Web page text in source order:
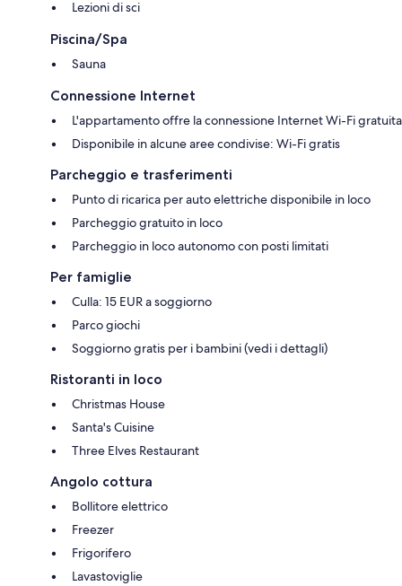
Lezioni di sci
Piscina/Spa
Sauna
Connessione Internet
L'appartamento offre la connessione Internet Wi-Fi gratuita
Disponibile in alcune aree condivise: Wi-Fi gratis
Parcheggio e trasferimenti
Punto di ricarica per auto elettriche disponibile in loco
Parcheggio gratuito in loco
Parcheggio in loco autonomo con posti limitati
Per famiglie
Culla: 15 EUR a soggiorno
Parco giochi
Soggiorno gratis per i bambini (vedi i dettagli)
Ristoranti in loco
Christmas House
Santa's Cuisine
Three Elves Restaurant
Angolo cottura
Bollitore elettrico
Freezer
Frigorifero
Lavastoviglie